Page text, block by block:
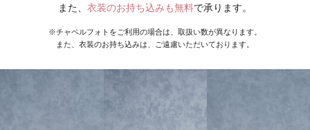
また、 衣装のお持ち込みも無料で承ります。
※チャペルフォトをご利用の場合は、取扱い数が異なります。
また、衣装のお持ち込みは、ご遠慮いただいております。